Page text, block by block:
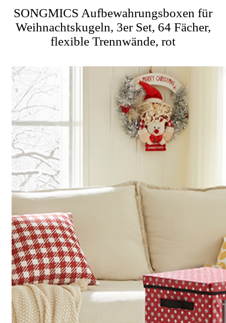
SONGMICS Aufbewahrungsboxen für
Weihnachtskugeln, 3er Set, 64 Fächer,
flexible Trennwände, rot